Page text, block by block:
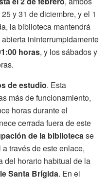
y 31 de diciembre, y el 1
la biblioteca mantendrá
ininterrumpidamente
horas, y los sábados y
de estudio. Esta
más de funcionamiento,
horas durante el
cerrada fuera de este
de la bibliotecase
través de este enlace,
del horario habitual de la
Santa Brígida. En el